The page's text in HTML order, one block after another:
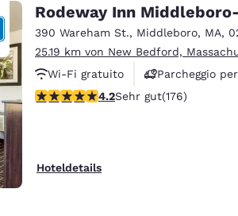
Español
Germany
English
Rodeway Inn
390 Wareham St., Middleboro, MA,
25.19 km von New Bedford,
Wi-Fi gratuito
Parcheggio
4.16-Sterne-Bewertung. Sehr gut.
4.2Sehr gut(176)
Hoteldetails